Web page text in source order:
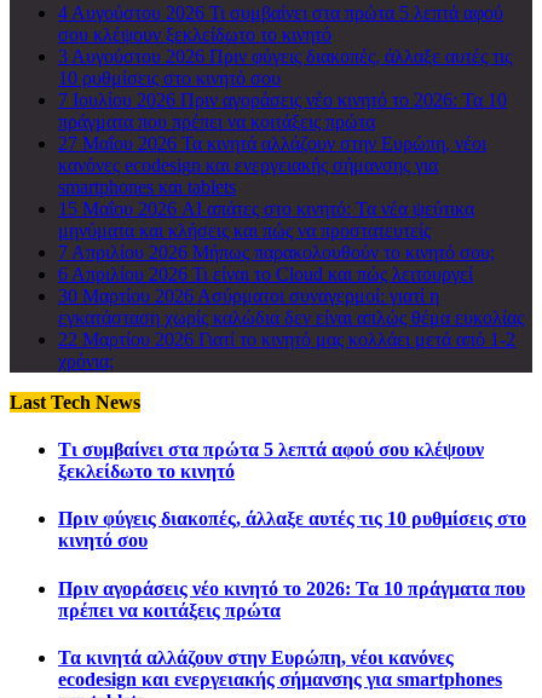
4 Αυγούστου 2026 Τι συμβαίνει στα πρώτα 5 λεπτά αφού
σου κλέψουν ξεκλείδωτο το κινητό
3 Αυγούστου 2026 Πριν φύγεις διακοπές, άλλαξε αυτές τις
10 ρυθμίσεις στο κινητό σου
7 Ιουλίου 2026 Πριν αγοράσεις νέο κινητό το 2026: Τα 10
πράγματα που πρέπει να κοιτάξεις πρώτα
27 Μαΐου 2026 Τα κινητά αλλάζουν στην Ευρώπη, νέοι
κανόνες ecodesign και ενεργειακής σήμανσης για
smartphones και tablets
15 Μαΐου 2026 AI απάτες στο κινητό: Τα νέα ψεύτικα
μηνύματα και κλήσεις και πώς να προστατευτείς
7 Απριλίου 2026 Μήπως παρακολουθούν το κινητό σου;
6 Απριλίου 2026 Τι είναι το Cloud και πώς λειτουργεί
30 Μαρτίου 2026 Ασύρματοι συναγερμοί: γιατί η
εγκατάσταση χωρίς καλώδια δεν είναι απλώς θέμα ευκολίας
22 Μαρτίου 2026 Γιατί το κινητό μας κολλάει μετά από 1-2
χρόνια;
Last Tech News
Τι συμβαίνει στα πρώτα 5 λεπτά αφού σου κλέψουν
ξεκλείδωτο το κινητό
Πριν φύγεις διακοπές, άλλαξε αυτές τις 10 ρυθμίσεις στο
κινητό σου
Πριν αγοράσεις νέο κινητό το 2026: Τα 10 πράγματα που
πρέπει να κοιτάξεις πρώτα
Τα κινητά αλλάζουν στην Ευρώπη, νέοι κανόνες
ecodesign και ενεργειακής σήμανσης για smartphones